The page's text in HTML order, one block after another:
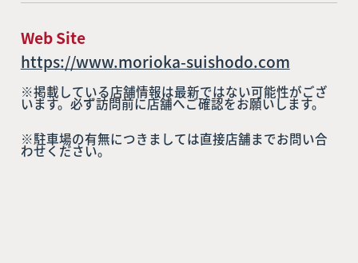
Web Site
https://www.morioka-suishodo.com
※掲載している店舗情報は最新ではない可能性がござ
います。必ず訪問前に店舗へご確認をお願いします。
※駐車場の有無につきましては直接店舗までお問い合
わせください。